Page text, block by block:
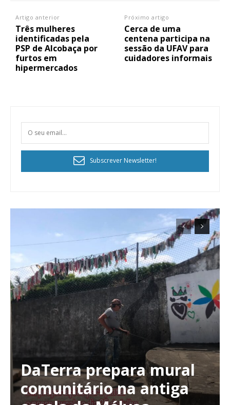
Artigo anterior
Três mulheres
identificadas pela
PSP de Alcobaça por
furtos em
hipermercados
Próximo artigo
Cerca de uma
centena participa na
sessão da UFAV para
cuidadores informais
Subscrever Newsletter!
DaTerra prepara mural
comunitário na antiga